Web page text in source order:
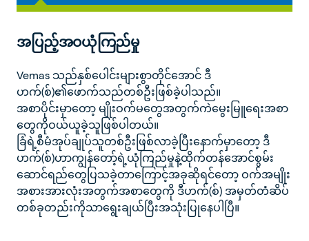
အပြည့်အဝယုံကြည်မှု
Vemas သည်နှစ်ပေါင်းများစွာတိုင်အောင် ဒီ
ဟက်(စ်)၏ဖောက်သည်တစ်ဦးဖြစ်ခဲ့ပါသည်။
အစာပိုင်းမှာတော့ မျိုးဝက်မတွေအတွက်ကဲမွေးမြူရေးအစာ
တွေကိုဝယ်ယူခဲ့သူဖြစ်ပါတယ်။
ခြံရဲ့စီမံအုပ်ချုပ်သူတစ်ဦးဖြစ်လာခဲ့ပြီးနောက်မှာတော့ ဒီ
ဟက်(စ်)ဟာကျွန်တော့်ရဲ့ယုံကြည်မှုနဲ့ထိုက်တန်အောင်စွမ်း
ဆောင်ရည်တွေပြသခဲ့တာကြောင့်အခုဆိုရင်တော့ ဝက်အမျိုး
အစားအားလုံးအတွက်အစာတွေကို ဒီဟက်(စ်) အမှတ်တံဆိပ်
တစ်ခုတည်းကိုသာရွေးချယ်ပြီးအသုံးပြုနေပါပြီ။